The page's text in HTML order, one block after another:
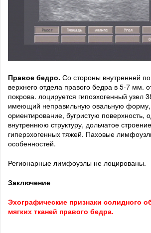
Правое бедро. Со стороны внутренней
верхнего отдела правого бедра в 5-7 мм.
покрова. лоцируется гипоэхогенный узел
имеющий неправильную овальную форму,
ориентирование, бугристую поверхность,
внутреннюю структуру, дольчатое
гиперэхогенных тяжей. Паховые
особенностей.
Регионарные лимфоузлы не лоцированы.
Заключение
Эхографические признаки солидного
мягких тканей правого бедра.